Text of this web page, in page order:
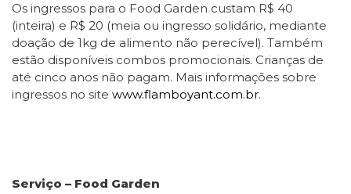
Os ingressos para o Food Garden custam R$ 40
(inteira) e R$ 20 (meia ou ingresso solidário, mediante
doação de 1kg de alimento não perecível). Também
estão disponíveis combos promocionais. Crianças de
até cinco anos não pagam. Mais informações sobre
ingressos no site www.flamboyant.com.br.
Serviço – Food Garden